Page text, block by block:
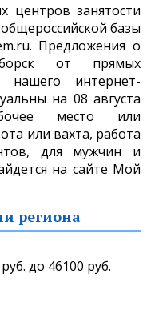
центров занятости
базы
Предложения о
от прямых
нашего интернет-
на 08 августа
место или
или вахта, работа
для мужчин и
на сайте Мой
региона
до 46100 руб.